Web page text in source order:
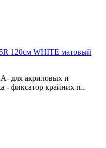
120см WHITE матовый
для акриловых и
- фиксатор крайних п..